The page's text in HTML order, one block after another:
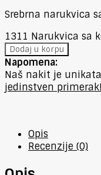
Srebrna narukvica
1311 Narukvica sa
Dodaj u korpu
Napomena:
Naš nakit je
jedinstven primerak!
Opis
Recenzije (0)